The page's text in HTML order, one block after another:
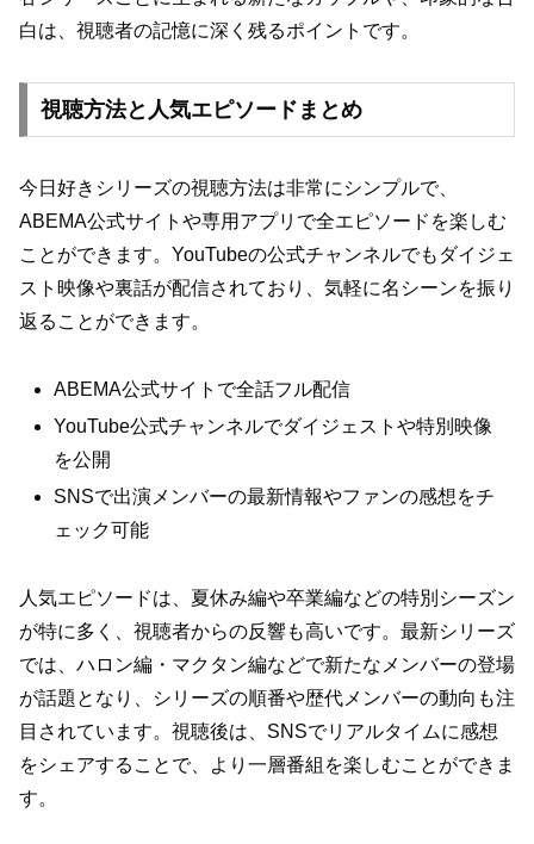
白は、視聴者の記憶に深く残るポイントです。
視聴方法と人気エピソードまとめ
今日好きシリーズの視聴方法は非常にシンプルで、
ABEMA公式サイトや専用アプリで全エピソードを楽しむ
ことができます。YouTubeの公式チャンネルでもダイジェ
スト映像や裏話が配信されており、気軽に名シーンを振り
返ることができます。
ABEMA公式サイトで全話フル配信
YouTube公式チャンネルでダイジェストや特別映像
を公開
SNSで出演メンバーの最新情報やファンの感想をチ
ェック可能
人気エピソードは、夏休み編や卒業編などの特別シーズン
が特に多く、視聴者からの反響も高いです。最新シリーズ
では、ハロン編・マクタン編などで新たなメンバーの登場
が話題となり、シリーズの順番や歴代メンバーの動向も注
目されています。視聴後は、SNSでリアルタイムに感想
をシェアすることで、より一層番組を楽しむことができま
す。